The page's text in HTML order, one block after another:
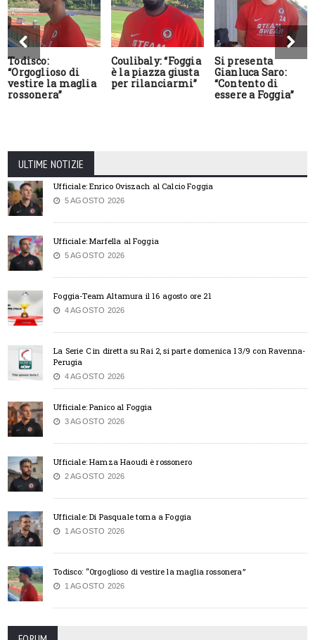
Todisco:
“Orgoglioso di
vestire la maglia
rossonera”
Coulibaly: “Foggia
è la piazza giusta
per rilanciarmi”
Si presenta
Gianluca Saro:
“Contento di
essere a Foggia”
ULTIME NOTIZIE
Ufficiale: Enrico Oviszach al Calcio Foggia
5 AGOSTO 2026
Ufficiale: Marfella al Foggia
5 AGOSTO 2026
Foggia-Team Altamura il 16 agosto ore 21
4 AGOSTO 2026
La Serie C in diretta su Rai 2, si parte domenica 13/9 con Ravenna-
Perugia
4 AGOSTO 2026
Ufficiale: Panico al Foggia
3 AGOSTO 2026
Ufficiale: Hamza Haoudi è rossonero
2 AGOSTO 2026
Ufficiale: Di Pasquale torna a Foggia
1 AGOSTO 2026
Todisco: “Orgoglioso di vestire la maglia rossonera”
1 AGOSTO 2026